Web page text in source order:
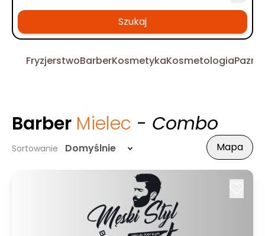
Szukaj
FryzjerstwoBarberKosmetykaKosmetologia
Barber Mielec - Combo
Sortowanie Domyślnie Mapa